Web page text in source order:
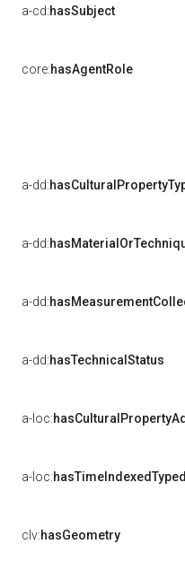
a-cd:hasSubject
core:hasAgentRole
a-dd:
a-dd:
a-dd:
a-dd:hasTechnicalStatus
a-loc:
a-loc:
clv:hasGeometry